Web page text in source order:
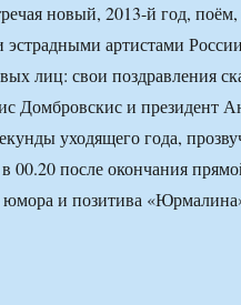
новый, 2013-й год,
артистами
лиц: свои поздравления
Домбровскис и президент
уходящего года,
00.20 после окончания
юмора и позитива